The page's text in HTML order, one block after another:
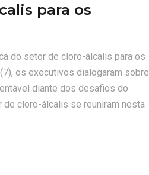
para os
do setor de cloro-álcalis para os
os executivos dialogaram sobre
diante dos desafios do
cloro-álcalis se reuniram nesta